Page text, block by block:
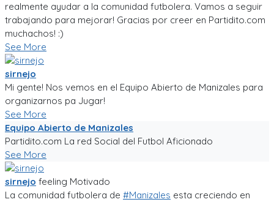
realmente ayudar a la comunidad futbolera. Vamos a seguir
trabajando para mejorar! Gracias por creer en Partidito.com
muchachos! :)
See More
sirnejo
Mi gente! Nos vemos en el Equipo Abierto de Manizales para
organizarnos pa Jugar!
See More
Equipo Abierto de Manizales
Partidito.com La red Social del Futbol Aficionado
See More
sirnejo feeling Motivado
La comunidad futbolera de #Manizales esta creciendo en